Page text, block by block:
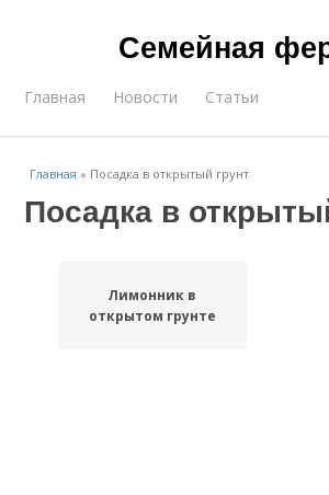
Семейная
Главная Новости Статьи
Главная » Посадка в открытый грунт
Посадка в
Лимонник в
открытом грунте